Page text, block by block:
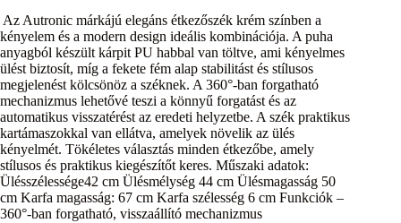
Az Autronic márkájú elegáns étkezőszék krém színben a
kényelem és a modern design ideális kombinációja. A puha
anyagból készült kárpit PU habbal van töltve, ami kényelmes
ülést biztosít, míg a fekete fém alap stabilitást és stílusos
megjelenést kölcsönöz a széknek. A 360°-ban forgatható
mechanizmus lehetővé teszi a könnyű forgatást és az
automatikus visszatérést az eredeti helyzetbe. A szék praktikus
kartámaszokkal van ellátva, amelyek növelik az ülés
kényelmét. Tökéletes választás minden étkezőbe, amely
stílusos és praktikus kiegészítőt keres. Műszaki adatok:
Ülésszélessége42 cm Ülésmélység 44 cm Ülésmagasság 50
cm Karfa magasság: 67 cm Karfa szélesség 6 cm Funkciók –
360°-ban forgatható, visszaállító mechanizmus